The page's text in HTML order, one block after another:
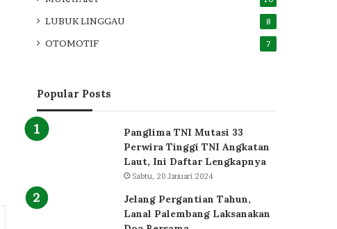
LUBUK LINGGAU 8
OTOMOTIF 7
Popular Posts
Panglima TNI Mutasi 33
Perwira Tinggi TNI Angkatan
Laut, Ini Daftar Lengkapnya
Sabtu, 20 Januari 2024
Jelang Pergantian Tahun,
Lanal Palembang Laksanakan